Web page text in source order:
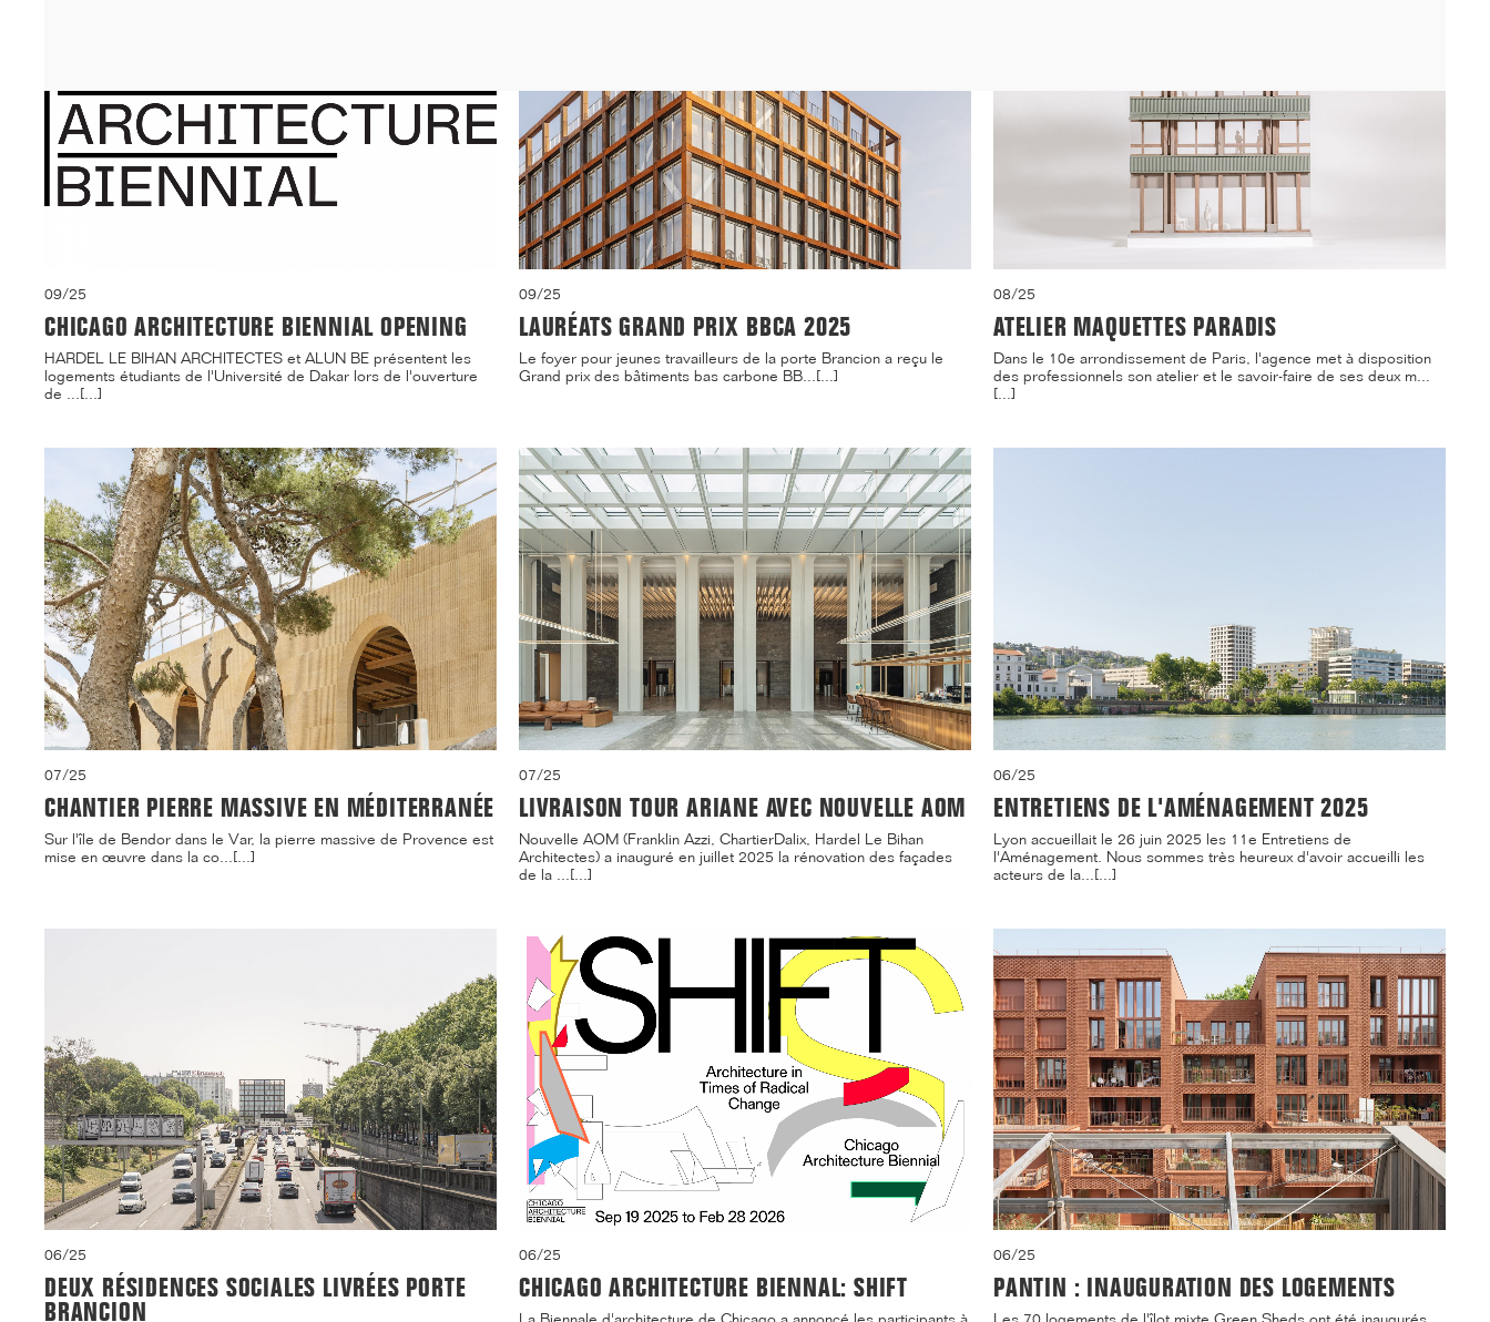
09/25
CHICAGO ARCHITECTURE BIENNIAL OPENING
HARDEL LE BIHAN ARCHITECTES et ALUN BE présentent les
logements étudiants de l'Université de Dakar lors de l'ouverture
de ...[...]
09/25
LAURÉATS GRAND PRIX BBCA 2025
Le foyer pour jeunes travailleurs de la porte Brancion a reçu le
Grand prix des bâtiments bas carbone BB...[...]
08/25
ATELIER MAQUETTES PARADIS
Dans le 10e arrondissement de Paris, l'agence met à disposition
des professionnels son atelier et le savoir-faire de ses deux m...
[...]
07/25
CHANTIER PIERRE MASSIVE EN MÉDITERRANÉE
Sur l'île de Bendor dans le Var, la pierre massive de Provence est
mise en œuvre dans la co...[...]
07/25
LIVRAISON TOUR ARIANE AVEC NOUVELLE AOM
Nouvelle AOM (Franklin Azzi, ChartierDalix, Hardel Le Bihan
Architectes) a inauguré en juillet 2025 la rénovation des façades
de la ...[...]
06/25
ENTRETIENS DE L'AMÉNAGEMENT 2025
Lyon accueillait le 26 juin 2025 les 11e Entretiens de
l'Aménagement. Nous sommes très heureux d'avoir accueilli les
acteurs de la...[...]
06/25
DEUX RÉSIDENCES SOCIALES LIVRÉES PORTE
BRANCION
06/25
CHICAGO ARCHITECTURE BIENNAL: SHIFT
06/25
PANTIN : INAUGURATION DES LOGEMENTS